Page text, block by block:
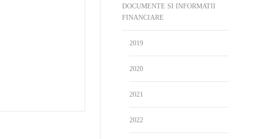
DOCUMENTE SI INFORMATII
FINANCIARE
2019
2020
2021
2022